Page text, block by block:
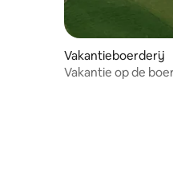
Vakantieboerderij
Vakantie op de